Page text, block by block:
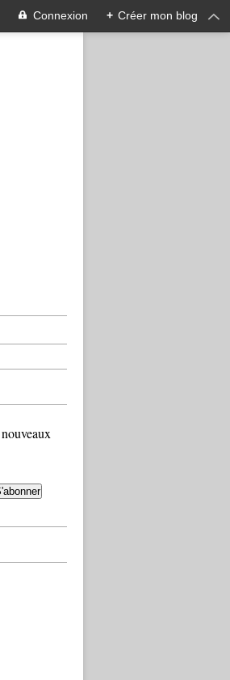
Connexion + Créer mon blog